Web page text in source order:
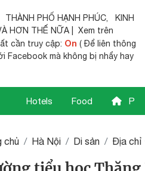
THÀNH PHỐ HẠNH PHÚC,
KINH
HƠN THẾ NỮA | Xem trên
cần truy cập: On ( Để liên thông
Facebook mà không bị nhẩy hay
Hotels Food P
chủ Hà Nội Di sản Địa chỉ